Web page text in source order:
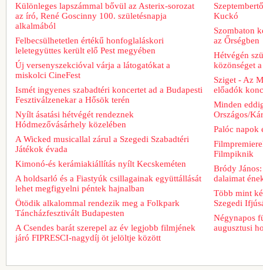
Különleges lapszámmal bővül az Asterix-sorozat
az író, René Goscinny 100. születésnapja
alkalmából
Felbecsülhetetlen értékű honfoglaláskori
leletegyüttes került elő Pest megyében
Új versenyszekcióval várja a látogatókat a
miskolci CineFest
Ismét ingyenes szabadtéri koncertet ad a Budapesti
Fesztiválzenekar a Hősök terén
Nyílt ásatási hétvégét rendeznek
Hódmezővásárhely közelében
A Wicked musicallal zárul a Szegedi Szabadtéri
Játékok évada
Kimonó-és kerámiakiállítás nyílt Kecskeméten
A holdsarló és a Fiastyúk csillagainak együttállását
lehet megfigyelni péntek hajnalban
Ötödik alkalommal rendezik meg a Folkpark
Táncházfesztivált Budapesten
A Csendes barát szerepel az év legjobb filmjének
járó FIPRESCI-nagydíj öt jelöltje között
Kuckó
Szombaton
az Őrségben
Hétvégén
közönséget
Sziget - Az
előadók
Minden
Országos/
Palóc napok
Filmpiknik
Bródy
dalaimat
Több mint
Szegedi
Négynapos
augusztusi